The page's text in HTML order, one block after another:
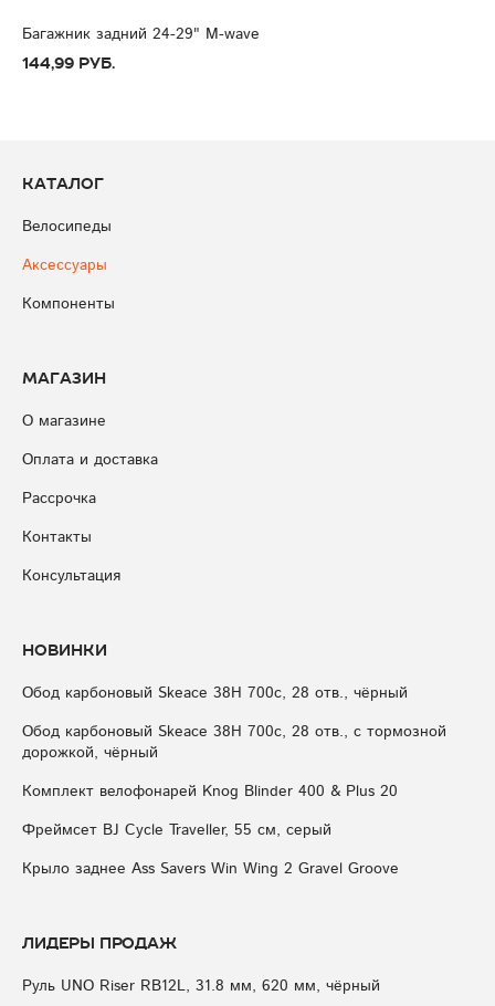
Багажник задний 24-29" M-wave
144,99 руб.
Каталог
Велосипеды
Аксессуары
Компоненты
Магазин
О магазине
Оплата и доставка
Рассрочка
Контакты
Консультация
Новинки
Обод карбоновый Skeace 38H 700с, 28 отв., чёрный
Обод карбоновый Skeace 38H 700с, 28 отв., с тормозной
дорожкой, чёрный
Комплект велофонарей Knog Blinder 400 & Plus 20
Фреймсет BJ Cycle Traveller, 55 см, серый
Крыло заднее Ass Savers Win Wing 2 Gravel Groove
Лидеры продаж
Руль UNO Riser RB12L, 31.8 мм, 620 мм, чёрный